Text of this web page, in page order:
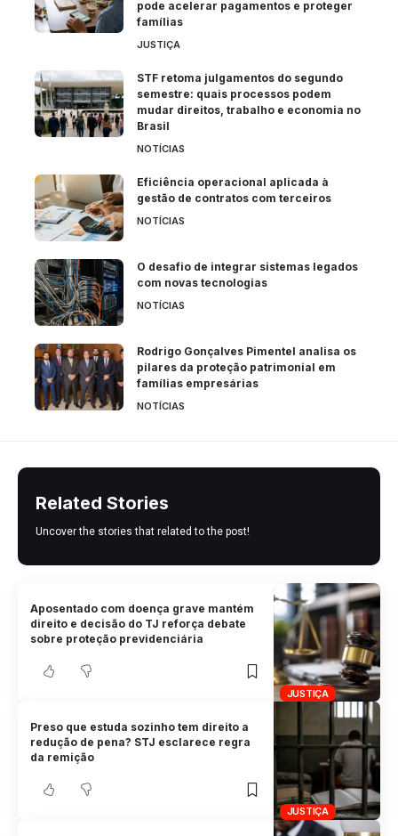
pode acelerar pagamentos e proteger
famílias
JUSTIÇA
STF retoma julgamentos do segundo
semestre: quais processos podem
mudar direitos, trabalho e economia no
Brasil
NOTÍCIAS
Eficiência operacional aplicada à
gestão de contratos com terceiros
NOTÍCIAS
O desafio de integrar sistemas legados
com novas tecnologias
NOTÍCIAS
Rodrigo Gonçalves Pimentel analisa os
pilares da proteção patrimonial em
famílias empresárias
NOTÍCIAS
Related Stories
Uncover the stories that related to the post!
JUSTIÇA
Aposentado com doença grave mantém
direito e decisão do TJ reforça debate
sobre proteção previdenciária
JUSTIÇA
Preso que estuda sozinho tem direito a
redução de pena? STJ esclarece regra
da remição